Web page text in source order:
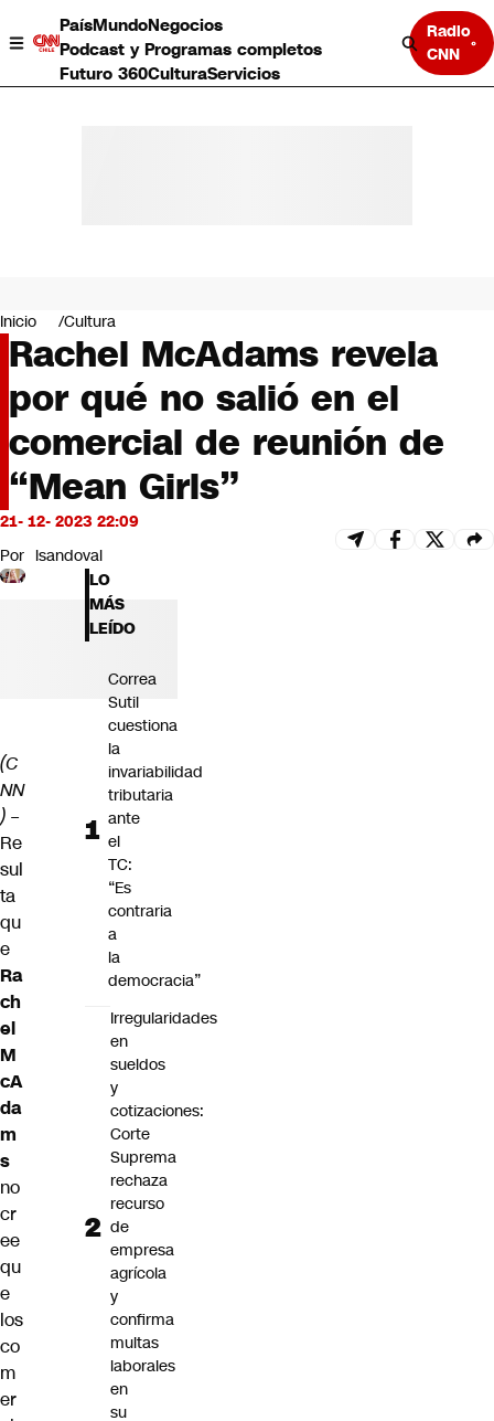
PaísMundoNegocios
Podcast y Programas completos
Futuro 360CulturaServicios
Radio
CNN
Negocios
Deportes
Programas completos
Cultura
Servicios
Bits
CNN tiempo
Futuro 360
Inicio Cultura
Rachel McAdams revela
por qué no salió en el
comercial de reunión de
“Mean Girls”
21- 12- 2023 22:09
Por lsandoval
(C
NN
) –
Re
sul
ta
qu
e
Ra
ch
el
M
cA
da
m
s
no
cr
ee
qu
e
los
co
m
er
LO
MÁS
LEÍDO
Correa
Sutil
cuestiona
la
invariabilidad
tributaria
ante
el
TC:
“Es
contraria
a
la
democracia”
Irregularidades
en
sueldos
y
cotizaciones:
Corte
Suprema
rechaza
recurso
de
empresa
agrícola
y
confirma
multas
laborales
en
su